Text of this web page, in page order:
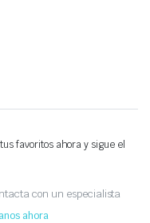
favoritos ahora y sigue el
con un especialista
ahora